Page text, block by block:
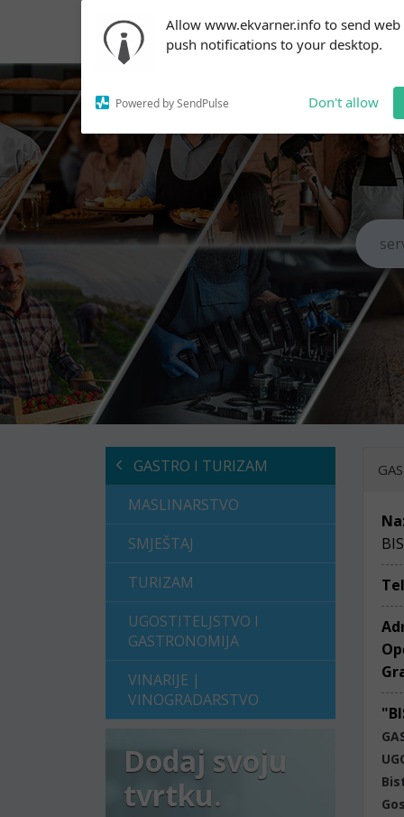
Allow www.ekvarner.info to send web
push notifications to your desktop.
Powered by SendPulse Don't allow
notifications!
To enable permission prompts, click
on the notification icon
GASTRO I TURIZAM
MASLINARSTVO
SMJEŠTAJ
TURIZAM
UGOSTITELJSTVO I
GASTRONOMIJA
VINARIJE |
VINOGRADARSTVO
Dodaj svoju
tvrtku.